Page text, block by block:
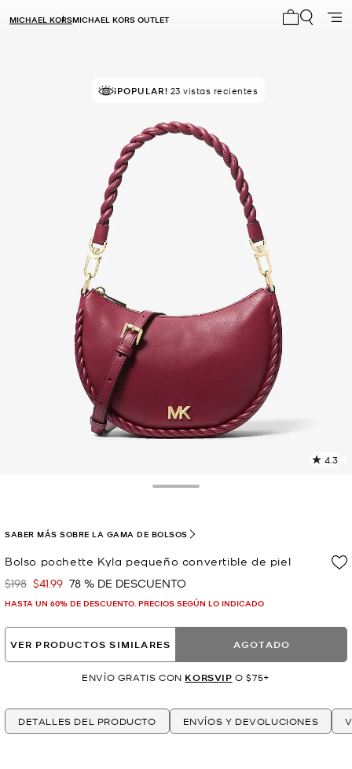
MICHAEL KORSMICHAEL KORS OUTLET
¡POPULAR! 23 vistas recientes
4.3
Bolso pochette Kyla pequeño convertible de piel
Era
$198 Ahora
$41.99 78 % DE DESCUENTO
HASTA UN 60% DE DESCUENTO. PRECIOS SEGÚN LO INDICADO
SABER MÁS SOBRE LA GAMA DE BOLSOS
VER PRODUCTOS SIMILARES AGOTADO
ENVÍO GRATIS CON KORSVIP O $75+
DETALLES DEL PRODUCTO ENVÍOS Y DEVOLUCIONES